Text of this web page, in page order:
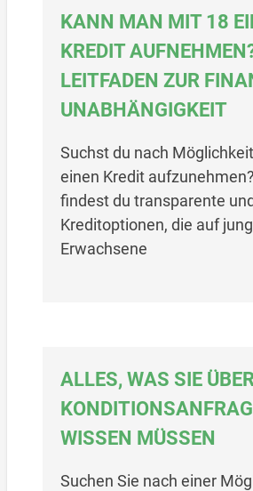
KANN MAN MIT 18
KREDIT
LEITFADEN ZUR
UNABHÄNGIGKEIT
Suchst du nach
einen Kredit
findest du transparente
Kreditoptionen, die auf
Erwachsene
ALLES, WAS SIE
WISSEN MÜSSEN
Suchen Sie nach einer